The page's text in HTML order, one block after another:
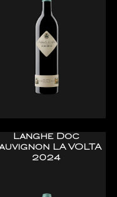
Langhe Doc
LA VOLTA
2024